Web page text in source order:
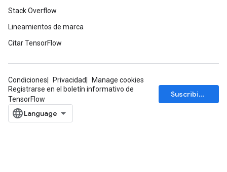
Stack Overflow
Lineamientos de marca
Citar TensorFlow
Condiciones Privacidad
Manage cookies
Registrarse en el boletín informativo de
TensorFlow
Suscribirse